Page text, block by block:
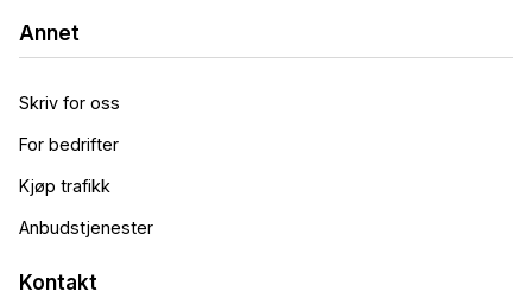
Annet
Skriv for oss
For bedrifter
Kjøp trafikk
Anbudstjenester
Kontakt